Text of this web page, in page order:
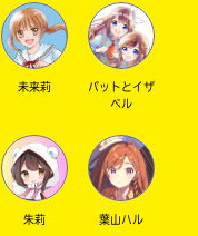
未来莉
パットとイザ
ベル
朱莉 葉山ハル